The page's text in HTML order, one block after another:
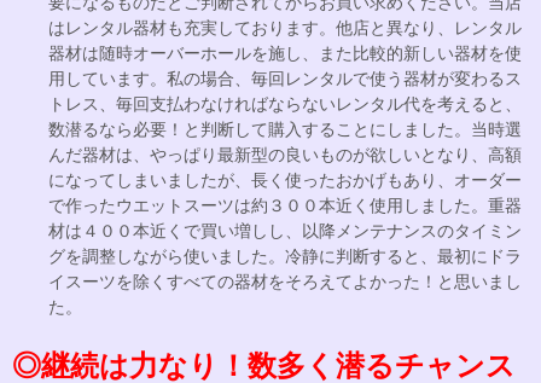
はレンタル器材も充実しております。他店と異なり、レンタル
器材は随時オーバーホールを施し、また比較的新しい器材を使
用しています。私の場合、毎回レンタルで使う器材が変わるス
トレス、毎回支払わなければならないレンタル代を考えると、
数潜るなら必要！と判断して購入することにしました。当時選
んだ器材は、やっぱり最新型の良いものが欲しいとなり、高額
になってしまいましたが、長く使ったおかげもあり、オーダー
で作ったウエットスーツは約３００本近く使用しました。重器
材は４００本近くで買い増しし、以降メンテナンスのタイミン
グを調整しながら使いました。冷静に判断すると、最初にドラ
イスーツを除くすべての器材をそろえてよかった！と思いまし
た。
◎継続は力なり！数多く潜るチャンス